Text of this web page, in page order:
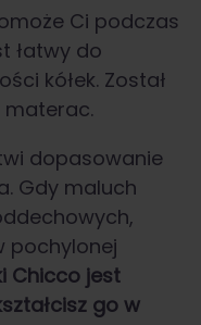
Ci podczas
łatwy do
kółek. Został
materac.
dopasowanie
Gdy maluch
pochylonej
Chicco jest
go w